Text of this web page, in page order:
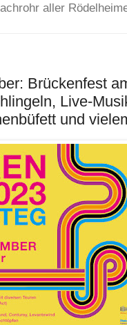
aller
Brückenfest
Live-
und